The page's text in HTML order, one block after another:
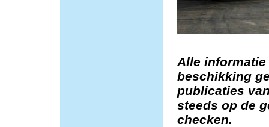
Alle
beschikking
publicaties
steeds op de
checken.